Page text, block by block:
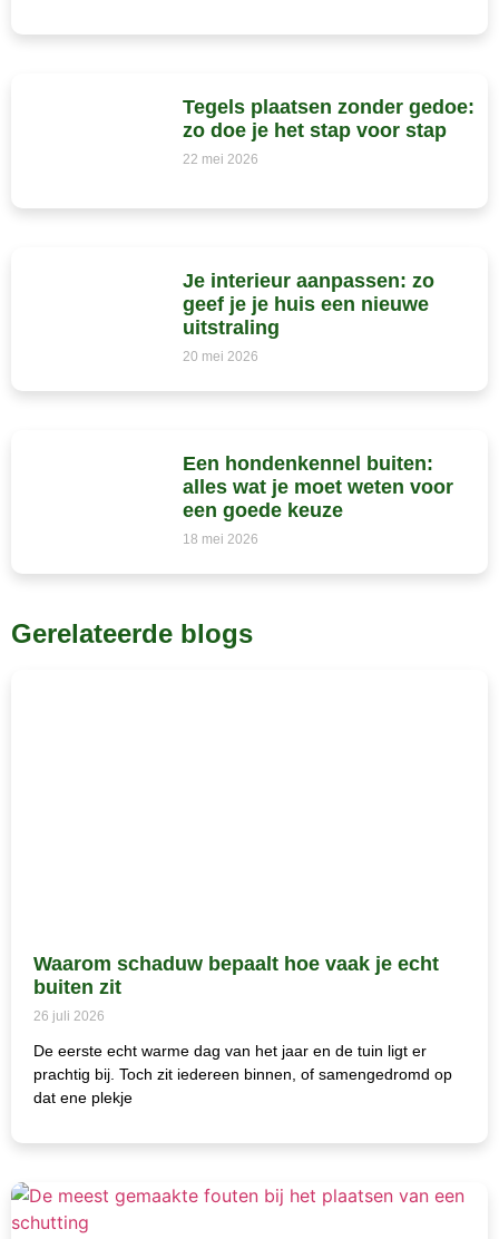
Tegels plaatsen zonder gedoe:
zo doe je het stap voor stap
22 mei 2026
Je interieur aanpassen: zo
geef je je huis een nieuwe
uitstraling
20 mei 2026
Een hondenkennel buiten:
alles wat je moet weten voor
een goede keuze
18 mei 2026
Gerelateerde blogs
Waarom schaduw bepaalt hoe vaak je echt
buiten zit
26 juli 2026
De eerste echt warme dag van het jaar en de tuin ligt er
prachtig bij. Toch zit iedereen binnen, of samengedromd op
dat ene plekje